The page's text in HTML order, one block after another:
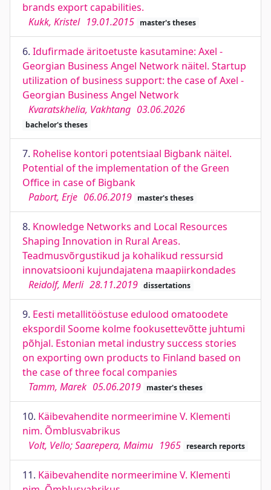
brands export capabilities.
Kukk, Kristel 19.01.2015 master's theses
6. Idufirmade äritoetuste kasutamine: Axel -
Georgian Business Angel Network näitel. Startup
utilization of business support: the case of Axel -
Georgian Business Angel Network
Kvaratskhelia, Vakhtang 03.06.2026
bachelor's theses
7. Rohelise kontori potentsiaal Bigbank näitel.
Potential of the implementation of the Green
Office in case of Bigbank
Pabort, Erje 06.06.2019 master's theses
8. Knowledge Networks and Local Resources
Shaping Innovation in Rural Areas.
Teadmusvõrgustikud ja kohalikud ressursid
innovatsiooni kujundajatena maapiirkondades
Reidolf, Merli 28.11.2019 dissertations
9. Eesti metallitööstuse edulood omatoodete
ekspordil Soome kolme fookusettevõtte juhtumi
põhjal. Estonian metal industry success stories
on exporting own products to Finland based on
the case of three focal companies
Tamm, Marek 05.06.2019 master's theses
10. Käibevahendite normeerimine V. Klementi
nim. Õmblusvabrikus
Volt, Vello; Saarepera, Maimu 1965 research reports
11. Käibevahendite normeerimine V. Klementi